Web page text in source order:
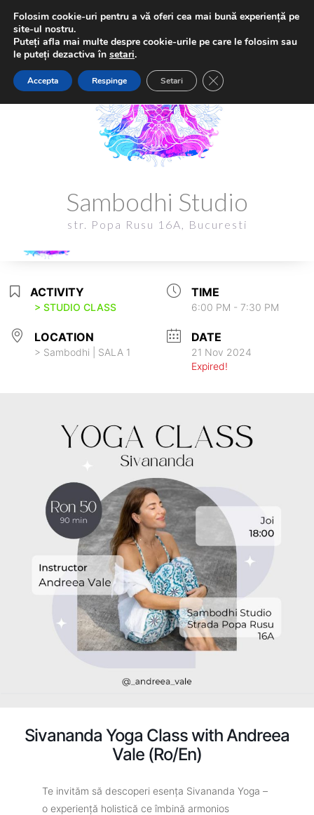
Sambodhi Studio
str. Popa Rusu 16A, Bucuresti
Sambodhi Studio
ACTIVITY
> STUDIO CLASS
TIME
6:00 PM - 7:30 PM
LOCATION
> Sambodhi | SALA 1
DATE
21 Nov 2024
Expired!
Sivananda Yoga Class with Andreea
Vale (Ro/En)
Te invităm să descoperi esența Sivananda Yoga –
o experiență holistică ce îmbină armonios
Folosim cookie-uri pentru a vă oferi cea mai bună experiență pe
site-ul nostru.
Puteți afla mai multe despre cookie-urile pe care le folosim sau
le puteți dezactiva în setari.
Accepta Respinge Setari Close GDPR Cookie